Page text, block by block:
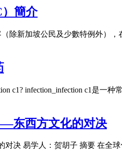
簡介
除新加坡公民及少數特例外）
c1? infection_infection c1是
东西方文化的对决
决 易学人：贺胡子 摘要 在全